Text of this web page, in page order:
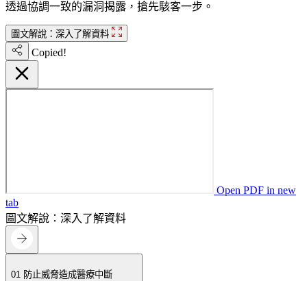
透過協調一致的漏洞揭露，搶先駭客一步。
圖文解說：深入了解資料
Copied!
Open PDF in new
tab
圖文解說：深入了解資料
01 防止威脅造成醫療中斷